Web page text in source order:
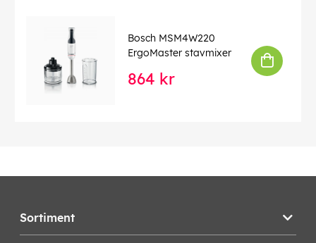
Bosch MSM4W220
ErgoMaster stavmixer
864 kr
Sortiment